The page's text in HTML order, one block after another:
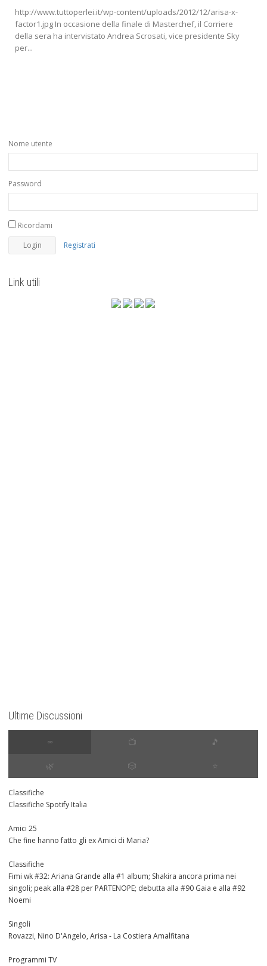
http://www.tuttoperlei.it/wp-content/uploads/2012/12/arisa-x-
factor1.jpg In occasione della finale di Masterchef, il Corriere
della sera ha intervistato Andrea Scrosati, vice presidente Sky
per...
Nome utente
Password
Ricordami
Registrati
Link utili
Ultime Discussioni
∞ 📺 🎵
🌿 🎲 ⭐️
Classifiche
Classifiche Spotify Italia
Amici 25
Che fine hanno fatto gli ex Amici di Maria?
Classifiche
Fimi wk #32: Ariana Grande alla #1 album; Shakira ancora prima nei
singoli; peak alla #28 per PARTENOPE; debutta alla #90 Gaia e alla #92
Noemi
Singoli
Rovazzi, Nino D'Angelo, Arisa - La Costiera Amalfitana
Programmi TV